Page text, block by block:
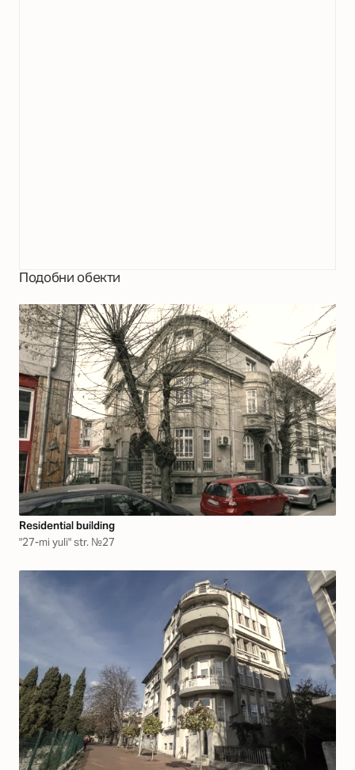
Подобни обекти
Residential building
"27-mi yuli" str. №27